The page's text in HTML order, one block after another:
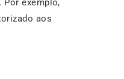
exemplo,
aos